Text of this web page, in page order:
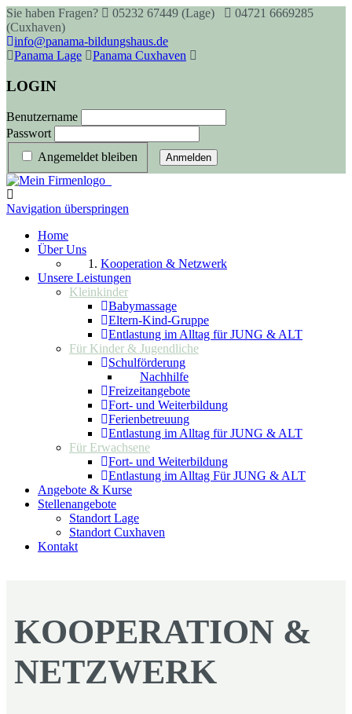
Sie haben Fragen? 05232 67449 (Lage)
04721 6669285
(Cuxhaven)
info@panama-bildungshaus.de
Panama Lage
Panama Cuxhaven
LOGIN
Benutzername
Passwort
Angemeldet bleiben
Anmelden
Navigation überspringen
Home
Über Uns
Kooperation & Netzwerk
Unsere Leistungen
Kleinkinder
Babymassage
Eltern-Kind-Gruppe
Entlastung im Alltag für JUNG & ALT
Für Kinder & Jugendliche
Schulförderung
Nachhilfe
Freizeitangebote
Fort- und Weiterbildung
Ferienbetreuung
Entlastung im Alltag für JUNG & ALT
Für Erwachsene
Fort- und Weiterbildung
Entlastung im Alltag Für JUNG & ALT
Angebote & Kurse
Stellenangebote
Standort Lage
Standort Cuxhaven
Kontakt
KOOPERATION &
NETZWERK